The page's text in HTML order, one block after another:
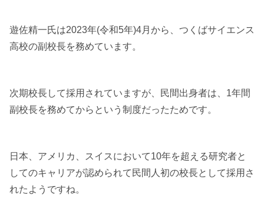
遊佐精一氏は2023年(令和5年)4月から、つくばサイエンス
高校の副校長を務めています。
次期校長して採用されていますが、民間出身者は、1年間
副校長を務めてからという制度だったためです。
日本、アメリカ、スイスにおいて10年を超える研究者と
してのキャリアが認められて民間人初の校長として採用さ
れたようですね。